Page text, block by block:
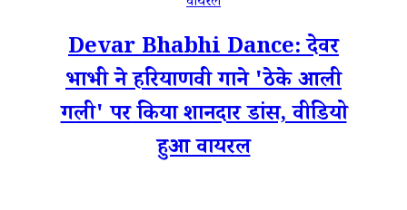
Devar Bhabhi Dance: देवर
भाभी ने हरियाणवी गाने 'ठेके आली
गली' पर किया शानदार डांस, वीडियो
हुआ वायरल